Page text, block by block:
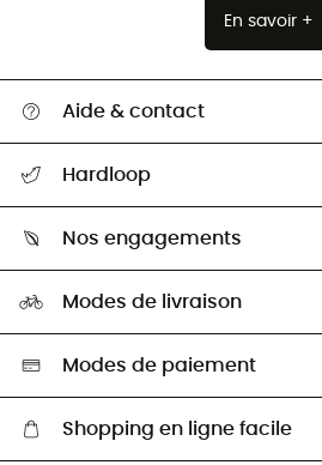
En savoir +
Aide & contact
Retour & remboursement
Guide des tailles
Seconde Main
Aide & Contact
Hardloop
HardGuides
Nos engagements
Sélection éco-responsable
Modes de livraison
Modes de paiement
Shopping en ligne facile